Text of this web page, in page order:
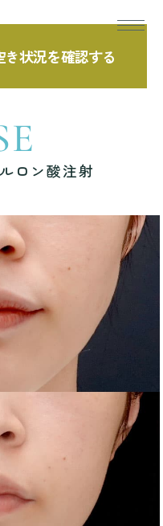
き状況を確認する
ルロン酸注射
ロン酸注射